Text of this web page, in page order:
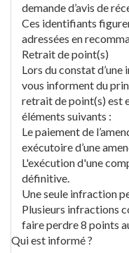
demande d’avis de
Ces identifiants
adressées en
Retrait de point(s)
Lors du constat
vous informent du
retrait de point(s) est
éléments suivants :
Le paiement de
exécutoire d’une
L'exécution d'une
définitive.
Une seule infraction
Plusieurs infractions
faire perdre 8 points
Qui est informé ?